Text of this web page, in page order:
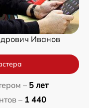
Иванов
– 5 лет
– 1 440